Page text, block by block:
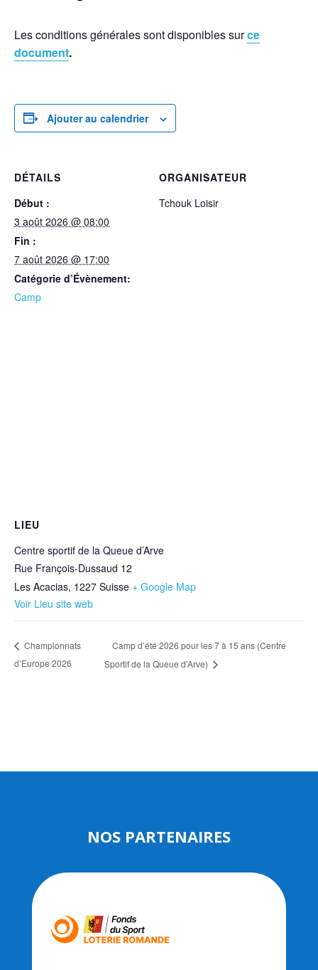
Les conditions générales sont disponibles surce
document.
Ajouter au calendrier
DÉTAILS
Début :
3 août 2026 @ 08:00
Fin :
7 août 2026 @ 17:00
Catégorie d’Évènement:
Camp
ORGANISATEUR
Tchouk Loisir
LIEU
Centre sportif de la Queue d’Arve
Rue François-Dussaud 12
Les Acacias, 1227 Suisse + Google Map
Voir Lieu site web
Championnats
d’Europe 2026
Camp d’été 2026 pour les 7 à 15 ans (Centre
Sportif de la Queue d’Arve)
NOS PARTENAIRES